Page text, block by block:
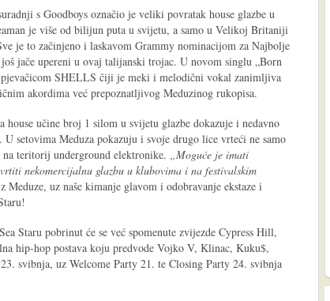
s Goodboys označio je veliki povratak house glazbe u
je više od bilijun puta u svijetu, a samo u Velikoj Britaniji
je to začinjeno i laskavom Grammy nominacijom za Najbolje
jače upereni u ovaj talijanski trojac. U novom singlu „Born
SHELLS čiji je meki i melodični vokal zanimljiva
akordima već prepoznatljivog Meduzinog rukopisa.
učine broj 1 silom u svijetu glazbe dokazuje i nedavno
setovima Meduza pokazuju i svoje drugo lice vrteći ne samo
teritorij underground elektronike. „Moguće je imati
nekomercijalnu glazbu u klubovima i na festivalskim
uz naše kimanje glavom i odobravanje ekstaze i
Staru pobrinut će se već spomenute zvijezde Cypress Hill,
hip-hop postava koju predvode Vojko V, Klinac, Kuku$,
svibnja, uz Welcome Party 21. te Closing Party 24. svibnja